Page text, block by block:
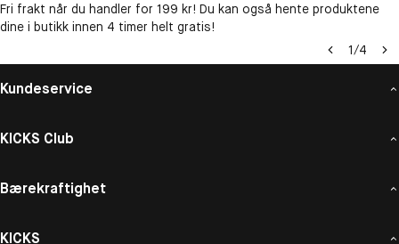
Fri frakt når du handler for 199 kr! Du kan også hente produktene
dine i butikk innen 4 timer helt gratis!
1/4
Kundeservice
KICKS Club
Bærekraftighet
KICKS